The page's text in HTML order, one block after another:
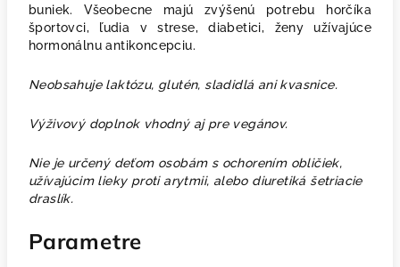
buniek. Všeobecne majú zvýšenú potrebu horčíka
športovci, ľudia v strese, diabetici, ženy užívajúce
hormonálnu antikoncepciu.
Neobsahuje laktózu, glutén, sladidlá ani kvasnice.
Výživový doplnok vhodný aj pre vegánov.
Nie je určený deťom osobám s ochorením obličiek,
užívajúcim lieky proti arytmii, alebo diuretiká šetriacie
draslík.
Parametre